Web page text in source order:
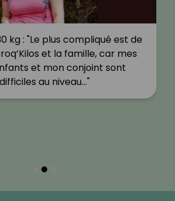
kg : "Le plus compliqué est de
et la famille, car mes
et mon conjoint sont
difficiles au niveau…"